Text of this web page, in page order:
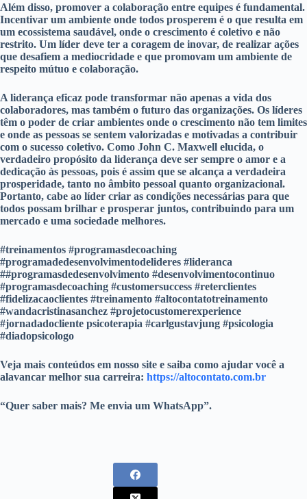
Além disso, promover a colaboração entre equipes é fundamental.
Incentivar um ambiente onde todos prosperem é o que resulta em
um ecossistema saudável, onde o crescimento é coletivo e não
restrito. Um líder deve ter a coragem de inovar, de realizar ações
que desafiem a mediocridade e que promovam um ambiente de
respeito mútuo e colaboração.
A liderança eficaz pode transformar não apenas a vida dos
colaboradores, mas também o futuro das organizações. Os líderes
têm o poder de criar ambientes onde o crescimento não tem limites
e onde as pessoas se sentem valorizadas e motivadas a contribuir
com o sucesso coletivo. Como John C. Maxwell elucida, o
verdadeiro propósito da liderança deve ser sempre o amor e a
dedicação às pessoas, pois é assim que se alcança a verdadeira
prosperidade, tanto no âmbito pessoal quanto organizacional.
Portanto, cabe ao líder criar as condições necessárias para que
todos possam brilhar e prosperar juntos, contribuindo para um
mercado e uma sociedade melhores.
#treinamentos #programasdecoaching
#programadedesenvolvimentodelideres #lideranca
##programasdedesenvolvimento #desenvolvimentocontinuo
#programasdecoaching #customersuccess #reterclientes
#fidelizacaoclientes #treinamento #altocontatotreinamento
#wandacristinasanchez #projetocustomerexperience
#jornadadocliente psicoterapia #carlgustavjung #psicologia
#diadopsicologo
Veja mais conteúdos em nosso site e saiba como ajudar você a
alavancar melhor sua carreira: https://altocontato.com.br
“Quer saber mais? Me envia um WhatsApp”.